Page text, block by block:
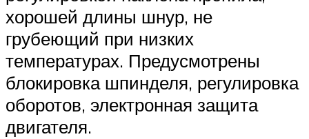
хорошей длины шнур, не
грубеющий при низких
температурах. Предусмотрены
блокировка шпинделя, регулировка
оборотов, электронная защита
двигателя.